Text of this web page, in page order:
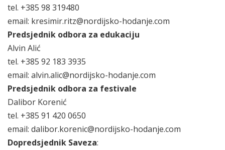
tel. +385 98 319480
email: kresimir.ritz@nordijsko-hodanje.com
Predsjednik odbora za edukaciju
Alvin Alić
tel. +385 92 183 3935
email: alvin.alic@nordijsko-hodanje.com
Predsjednik odbora za festivale
Dalibor Korenić
tel. +385 91 420 0650
email: dalibor.korenic@nordijsko-hodanje.com
Dopredsjednik Saveza: